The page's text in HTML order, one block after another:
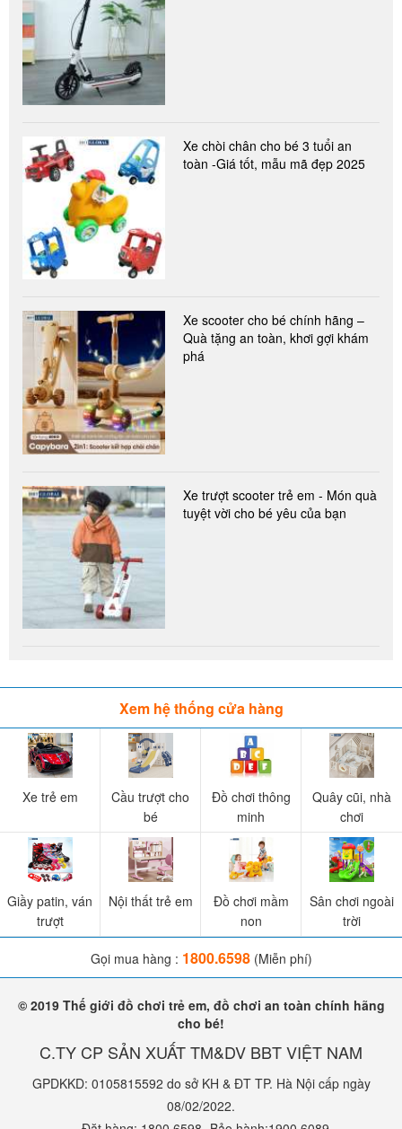
Xe chòi chân cho bé 3 tuổi an
toàn -Giá tốt, mẫu mã đẹp 2025
Xe scooter cho bé chính hãng –
Quà tặng an toàn, khơi gợi khám
phá
Xe trượt scooter trẻ em - Món quà
tuyệt vời cho bé yêu của bạn
Xem hệ thống cửa hàng
Xe trẻ em
Cầu trượt cho
bé
Đồ chơi thông
minh
Quây cũi, nhà
chơi
Giầy patin, ván
trượt
Nội thất trẻ em
Đồ chơi mầm
non
Sân chơi ngoài
trời
Gọi mua hàng : 1800.6598(Miễn phí)
© 2019 Thế giới đồ chơi trẻ em, đồ chơi an toàn chính hãng
cho bé!
C.TY CP SẢN XUẤT TM&DV BBT VIỆT NAM
GPDKKD: 0105815592 do sở KH & ĐT TP. Hà Nội cấp ngày
08/02/2022.